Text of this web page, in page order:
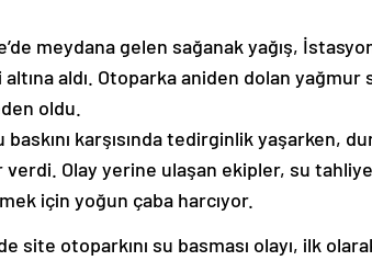
meydana gelen sağanak yağış,
altına aldı. Otoparka aniden dolan
oldu.
karşısında tedirginlik yaşarken,
Olay yerine ulaşan ekipler, su tahliye
için yoğun çaba harcıyor.
site otoparkını su basması olayı, ilk